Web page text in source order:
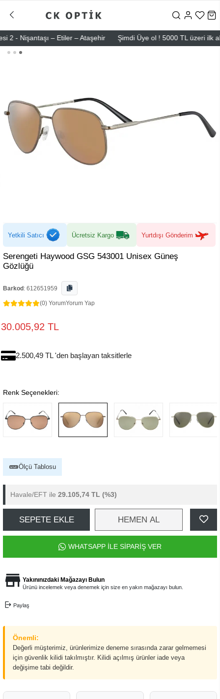
Nişantaşı – Etiler – Ataşehir Şimdi Üye ol ! 5000 TL üzeri ilk
Yetkili Satıcı Ücretsiz Kargo Yurtdışı Gönderim
Serengeti Haywood GSG 543001 Unisex Güneş
Gözlüğü
Barkod : 612651959
(0) YorumYorum Yap
30.005,92 TL
2.500,49 TL 'den başlayan taksitlerle
Renk Seçenekleri:
Ölçü Tablosu
Havale/EFT ile 29.105,74 TL (%3)
SEPETE EKLE HEMEN AL
WHATSAPP İLE SİPARİŞ VER
Yakınınızdaki Mağazayı Bulun
Ürünü incelemek veya denemek için size en yakın mağazayı bulun.
Paylaş
Önemli:
Değerli müşterimiz, ürünlerimize deneme sırasında zarar gelmemesi
için güvenlik kilidi takılmıştır. Kilidi açılmış ürünler iade veya
değişime tabi değildir.